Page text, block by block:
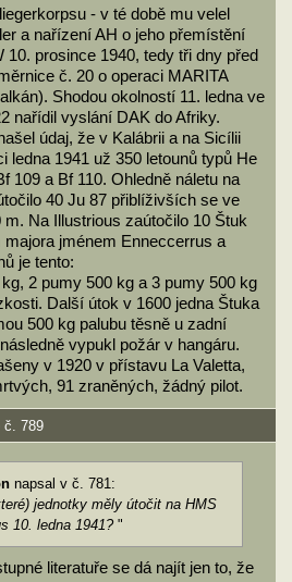
- v té době mu velel
a nařízení AH o jeho přemístění
10. prosince 1940, tedy tři dny před
č. 20 o operaci MARITA
Shodou okolností 11. ledna ve
nařídil vyslání DAK do Afriky.
údaj, že v Kalábrii a na Sicílii
ledna 1941 už 350 letounů typů He
109 a Bf 110. Ohledně náletu na
40 Ju 87 přiblíživších se ve
Na Illustrious zaútočilo 10 Štuk
majora jménem Enneccerrus a
je tento:
2 pumy 500 kg a 3 pumy 500 kg
Další útok v 1600 jedna Štuka
500 kg palubu těsně u zadní
vypukl požár v hangáru.
v 1920 v přístavu La Valetta,
91 zraněných, žádný pilot.
č. 789
napsal v č. 781:
jednotky měly útočit na HMS
10. ledna 1941?"
literatuře se dá najít jen to, že